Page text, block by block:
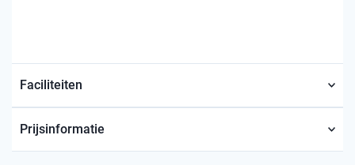
Faciliteiten
Prijsinformatie